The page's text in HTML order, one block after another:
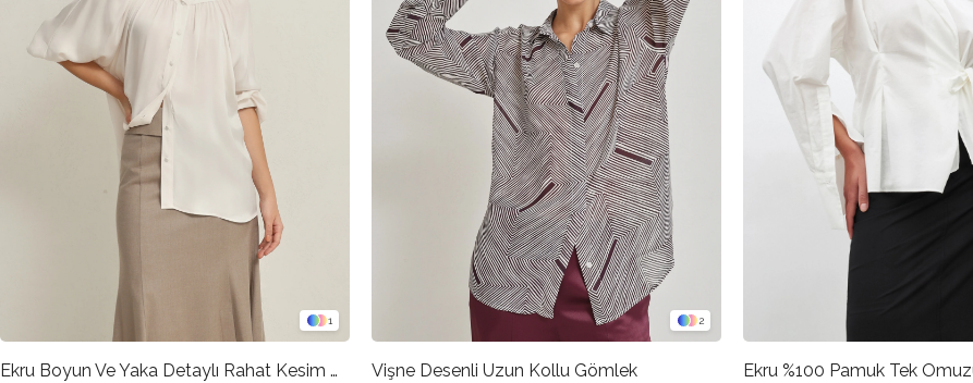
1
Ekru Boyun Ve Yaka Detaylı Rahat Kesim Gömlek
2
Vişne Desenli Uzun Kollu Gömlek